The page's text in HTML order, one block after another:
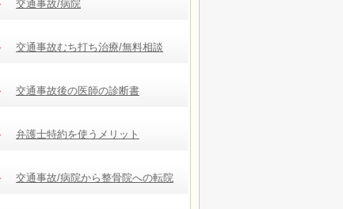
交通事故/病院
交通事故むち打ち治療/無料相談
交通事故後の医師の診断書
弁護士特約を使うメリット
交通事故/病院から整骨院への転院